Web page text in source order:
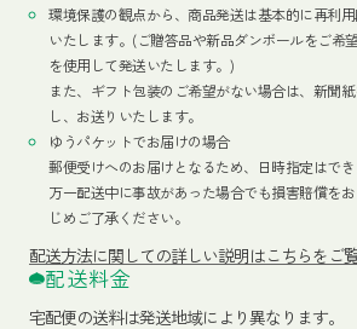
環境保護の観点から、商品発送は基本的に再利
いたします。(ご贈答品や新品ダンボールをご希
を使用して発送いたします。)
また、ギフト包装のご希望がない場合は、新聞
し、お送りいたします。
ゆうパケットでお届けの場合
郵便受けへのお届けとなるため、日時指定はでき
万一配送中に事故があった場合でも損害賠償を
じめご了承ください。
配送方法に関しての詳しい説明はこちらをご
配送料金
宅配便の送料は発送地域により異なります。